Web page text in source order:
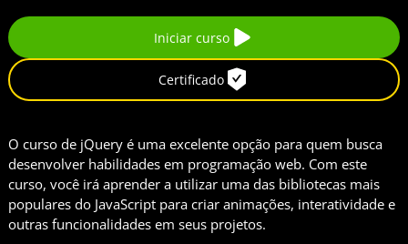
Iniciar curso
Certificado
O curso de jQuery é uma excelente opção para quem busca
desenvolver habilidades em programação web. Com este
curso, você irá aprender a utilizar uma das bibliotecas mais
populares do JavaScript para criar animações, interatividade e
outras funcionalidades em seus projetos.